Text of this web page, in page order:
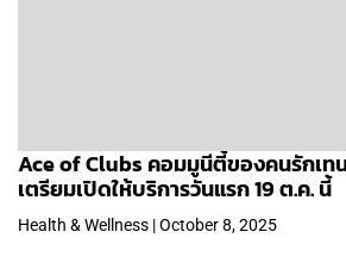
Ace of Clubs คอมมูนีตี้ของคนรักเท
เตรียมเปิดให้บริการวันแรก 19 ต.ค. นี้
Health & Wellness | October 8, 2025